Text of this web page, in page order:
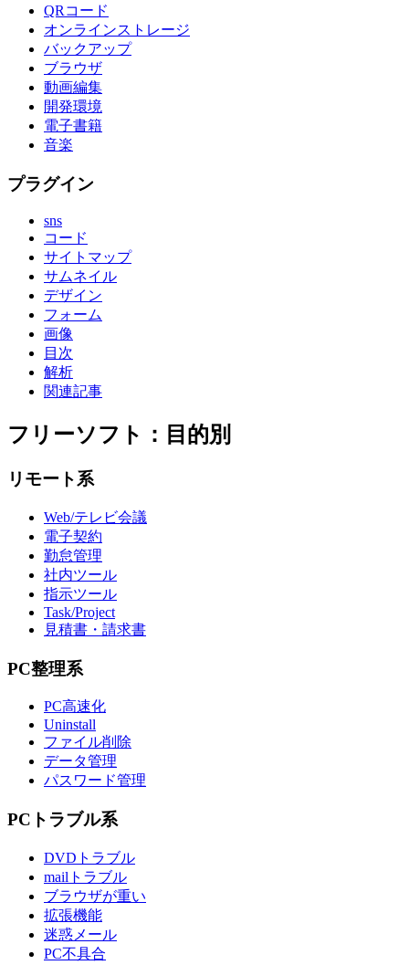
QRコード
オンラインストレージ
バックアップ
ブラウザ
動画編集
開発環境
電子書籍
音楽
プラグイン
sns
コード
サイトマップ
サムネイル
デザイン
フォーム
画像
目次
解析
関連記事
フリーソフト：目的別
リモート系
Web/テレビ会議
電子契約
勤怠管理
社内ツール
指示ツール
Task/Project
見積書・請求書
PC整理系
PC高速化
Uninstall
ファイル削除
データ管理
パスワード管理
PCトラブル系
DVDトラブル
mailトラブル
ブラウザが重い
拡張機能
迷惑メール
PC不具合